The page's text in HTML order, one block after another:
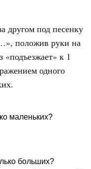
другом под песенку
положив руки на
к 1
одного
маленьких?
больших?